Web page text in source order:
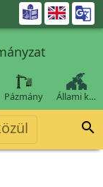

Pázmány Állami k…
